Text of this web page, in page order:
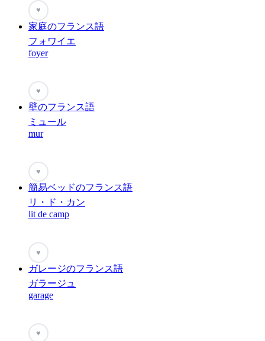
♥
家庭のフランス語
フォワイエ
foyer
♥
壁のフランス語
ミュール
mur
♥
簡易ベッドのフランス語
リ・ド・カン
lit de camp
♥
ガレージのフランス語
ガラージュ
garage
♥